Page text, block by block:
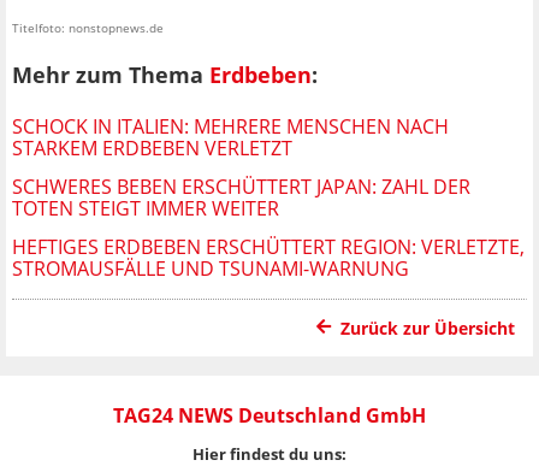
Titelfoto: nonstopnews.de
Mehr zum Thema Erdbeben:
SCHOCK IN ITALIEN: MEHRERE MENSCHEN NACH
STARKEM ERDBEBEN VERLETZT
SCHWERES BEBEN ERSCHÜTTERT JAPAN: ZAHL DER
TOTEN STEIGT IMMER WEITER
HEFTIGES ERDBEBEN ERSCHÜTTERT REGION: VERLETZTE,
STROMAUSFÄLLE UND TSUNAMI-WARNUNG
Zurück zur Übersicht
TAG24 NEWS Deutschland GmbH
Hier findest du uns: